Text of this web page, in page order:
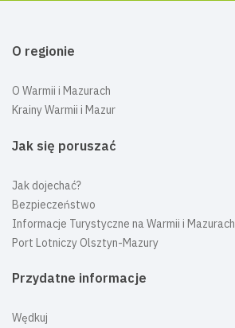
O regionie
O Warmii i Mazurach
Krainy Warmii i Mazur
Jak się poruszać
Jak dojechać?
Bezpieczeństwo
Informacje Turystyczne na Warmii i Mazurach
Port Lotniczy Olsztyn-Mazury
Przydatne informacje
Wędkuj